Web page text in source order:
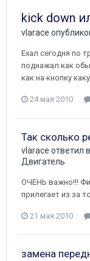
kick down
vlarace
Ехал сегодня по
поднажал как
как на кнопку
24 мая 2010
Так сколько
vlarace ответил
Двигатель
ОЧЕНЬ важно!!!
прилегает из за
21 мая 2010
замена